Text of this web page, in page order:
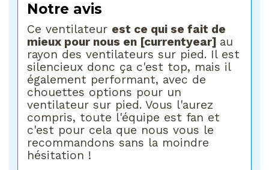
Notre avis
Ce ventilateur est ce qui se fait de
mieux pour nous en [currentyear] au
rayon des ventilateurs sur pied. Il est
silencieux donc ça c'est top, mais il
également performant, avec de
chouettes options pour un
ventilateur sur pied. Vous l'aurez
compris, toute l'équipe est fan et
c'est pour cela que nous vous le
recommandons sans la moindre
hésitation !